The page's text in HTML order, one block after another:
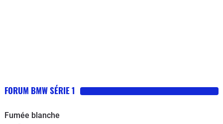
FORUM BMW SÉRIE 1
Fumée blanche